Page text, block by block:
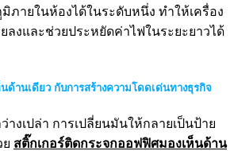
ายในห้องได้ในระดับหนึ่ง ทำให้เครื่อง
ลงและช่วยประหยัดค่าไฟในระยะยาวได้
ด้านเดียว กับการสร้างความโดดเด่นทางธุรกิจ
งเปล่า การเปลี่ยนมันให้กลายเป็นป้าย
สติ๊กเกอร์ติดกระจกออฟฟิศมองเห็นด้าน